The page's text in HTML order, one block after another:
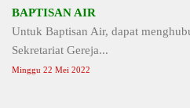
BAPTISAN AIR
Untuk Baptisan Air, dapat
Sekretariat Gereja...
Minggu 22 Mei 2022